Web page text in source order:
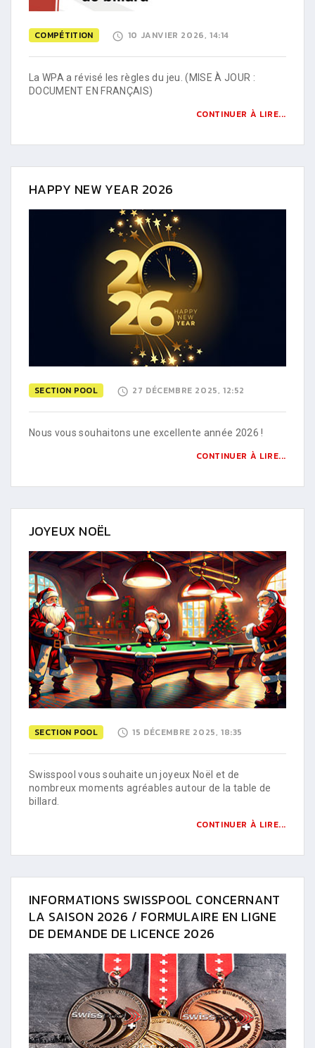
COMPÉTITION 10 JANVIER 2026, 14:14
La WPA a révisé les règles du jeu. (MISE À JOUR :
DOCUMENT EN FRANÇAIS)
CONTINUER À LIRE...
HAPPY NEW YEAR 2026
SECTION POOL 27 DÉCEMBRE 2025, 12:52
Nous vous souhaitons une excellente année 2026 !
CONTINUER À LIRE...
JOYEUX NOËL
SECTION POOL 15 DÉCEMBRE 2025, 18:35
Swisspool vous souhaite un joyeux Noël et de
nombreux moments agréables autour de la table de
billard.
CONTINUER À LIRE...
INFORMATIONS SWISSPOOL CONCERNANT
LA SAISON 2026 / FORMULAIRE EN LIGNE
DE DEMANDE DE LICENCE 2026